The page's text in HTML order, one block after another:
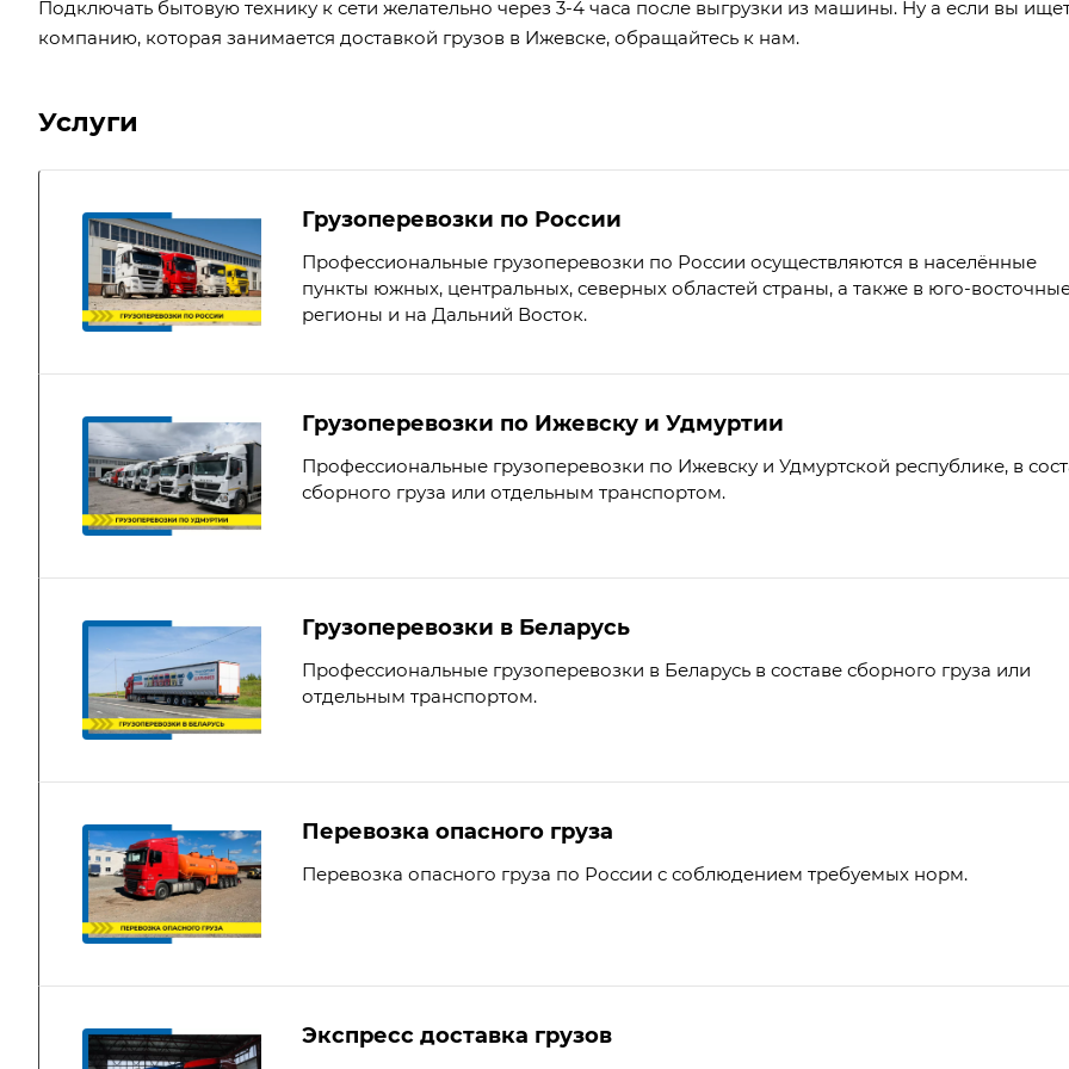
Подключать бытовую технику к сети желательно через 3-4 часа после выгрузки из машины. Ну а если вы
компанию, которая занимается доставкой грузов в Ижевске, обращайтесь к нам.
Услуги
Грузоперевозки по России
Профессиональные грузоперевозки по России осуществляются в населённые
пункты южных, центральных, северных областей страны, а также в юго-
регионы и на Дальний Восток.
Грузоперевозки по Ижевску и Удмуртии
Профессиональные грузоперевозки по Ижевску и Удмуртской республике, в
сборного груза или отдельным транспортом.
Грузоперевозки в Беларусь
Профессиональные грузоперевозки в Беларусь в составе сборного груза или
отдельным транспортом.
Перевозка опасного груза
Перевозка опасного груза по России с соблюдением требуемых норм.
Экспресс доставка грузов